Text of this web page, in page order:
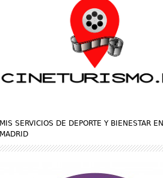
MIS SERVICIOS DE DEPORTE Y BIENESTAR EN
MADRID